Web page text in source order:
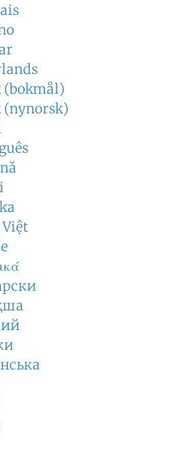
(bokmål)
(nynorsk)